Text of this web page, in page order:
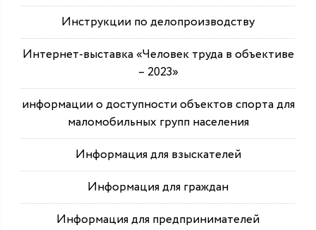
Инструкции по делопроизводству
Интернет-выставка «Человек труда в объективе
– 2023»
информации о доступности объектов спорта для
маломобильных групп населения
Информация для взыскателей
Информация для граждан
Информация для предпринимателей